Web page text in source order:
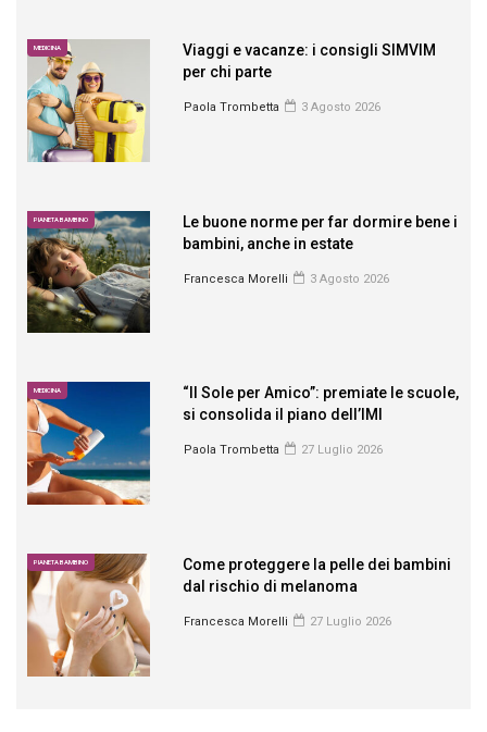
MEDICINA
Viaggi e vacanze: i consigli SIMVIM
per chi parte
Paola Trombetta 3 Agosto 2026
PIANETA BAMBINO
Le buone norme per far dormire bene i
bambini, anche in estate
Francesca Morelli 3 Agosto 2026
MEDICINA
“Il Sole per Amico”: premiate le scuole,
si consolida il piano dell’IMI
Paola Trombetta 27 Luglio 2026
PIANETA BAMBINO
Come proteggere la pelle dei bambini
dal rischio di melanoma
Francesca Morelli 27 Luglio 2026